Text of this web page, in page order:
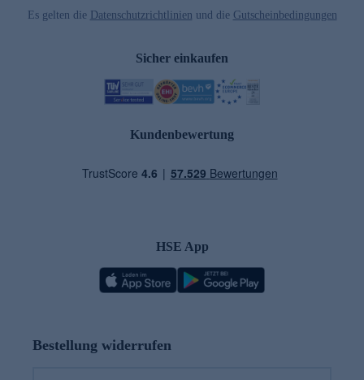
Es gelten die Datenschutzrichtlinien und die Gutscheinbedingungen
Sicher einkaufen
Kundenbewertung
HSE App
Bestellung widerrufen